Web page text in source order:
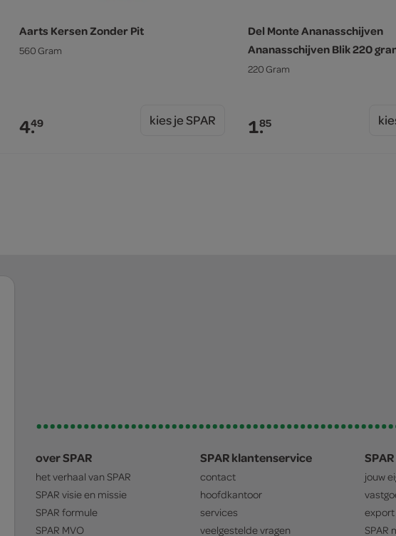
Aarts Kersen Zonder Pit
560 Gram
4.49 kies je SPAR
Del Monte Ananasschijven
Ananasschijven Blik 220
220 Gram
1.85
over SPAR
het verhaal van SPAR
SPAR visie en missie
SPAR formule
SPAR MVO
SPAR klantenservice
contact
hoofdkantoor
services
veelgestelde vragen
jouw
export
SPAR